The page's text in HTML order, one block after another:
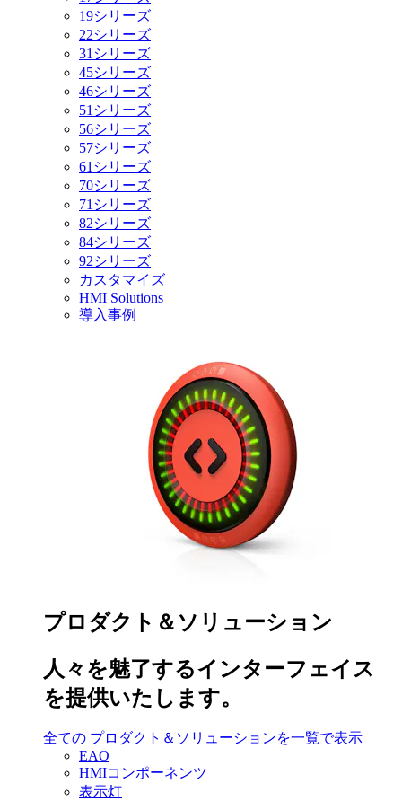
19シリーズ
22シリーズ
31シリーズ
45シリーズ
46シリーズ
51シリーズ
56シリーズ
57シリーズ
61シリーズ
70シリーズ
71シリーズ
82シリーズ
84シリーズ
92シリーズ
カスタマイズ
HMI Solutions
導入事例
プロダクト＆ソリューション
人々を魅了するインターフェイス
を提供いたします。
全ての プロダクト＆ソリューションを一覧で表示
EAO
HMIコンポーネンツ
表示灯